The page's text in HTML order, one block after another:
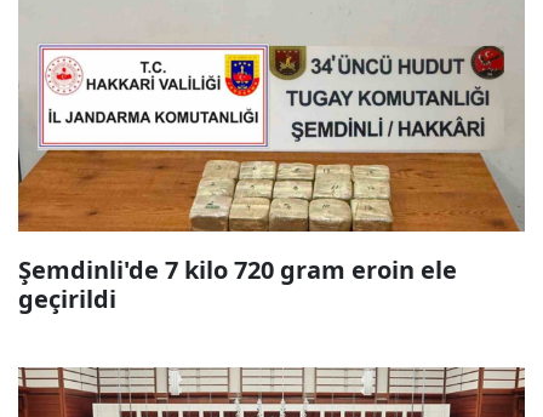
Şemdinli'de 7 kilo 720 gram eroin ele
geçirildi